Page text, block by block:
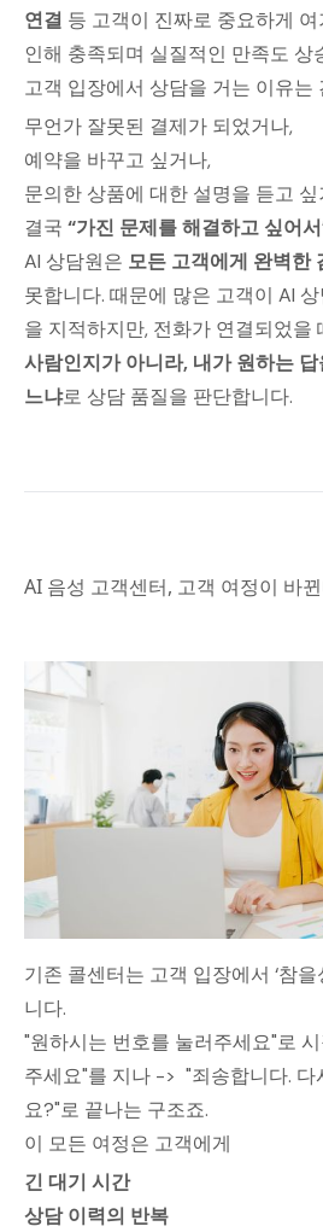
연결 등 고객이 진짜로 중요하게
인해 충족되며 실질적인 만족도 상
고객 입장에서 상담을 거는 이유는
무언가 잘못된 결제가 되었거나,
예약을 바꾸고 싶거나,
문의한 상품에 대한 설명을 듣고 싶
결국 “가진 문제를 해결하고 싶어
AI 상담원은 모든 고객에게 완벽한
못합니다. 때문에 많은 고객이 AI
을 지적하지만, 전화가 연결되었을
사람인지가 아니라, 내가 원하는
느냐로 상담 품질을 판단합니다.
AI 음성 고객센터, 고객 여정이 바
기존 콜센터는 고객 입장에서 ‘참
니다.
"원하시는 번호를 눌러주세요"로
주세요"를 지나 -> "죄송합니다. 다
요?"로 끝나는 구조죠.
이 모든 여정은 고객에게
긴 대기 시간
상담 이력의 반복